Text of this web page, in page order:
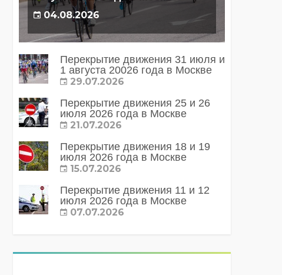
04.08.2026
Перекрытие движения 31 июля и
1 августа 20026 года в Москве
29.07.2026
Перекрытие движения 25 и 26
июля 2026 года в Москве
21.07.2026
Перекрытие движения 18 и 19
июля 2026 года в Москве
15.07.2026
Перекрытие движения 11 и 12
июля 2026 года в Москве
07.07.2026